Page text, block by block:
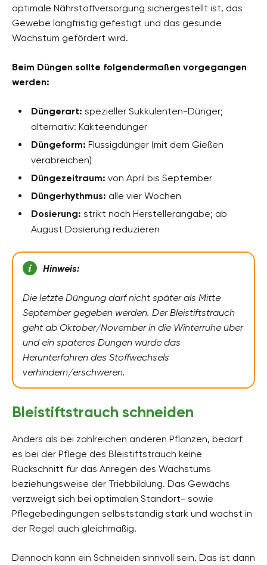
optimale Nährstoffversorgung sichergestellt ist, das
Gewebe langfristig gefestigt und das gesunde
Wachstum gefördert wird.
Beim Düngen sollte folgendermaßen vorgegangen
werden:
Düngerart: spezieller Sukkulenten-Dünger;
alternativ: Kakteendünger
Düngeform: Flüssigdünger (mit dem Gießen
verabreichen)
Düngezeitraum: von April bis September
Düngerhythmus: alle vier Wochen
Dosierung: strikt nach Herstellerangabe; ab
August Dosierung reduzieren
Hinweis:
Die letzte Düngung darf nicht später als Mitte
September gegeben werden. Der Bleistiftstrauch
geht ab Oktober/November in die Winterruhe über
und ein späteres Düngen würde das
Herunterfahren des Stoffwechsels
verhindern/erschweren.
Bleistiftstrauch schneiden
Anders als bei zahlreichen anderen Pflanzen, bedarf
es bei der Pflege des Bleistiftstrauch keine
Rückschnitt für das Anregen des Wachstums
beziehungsweise der Triebbildung. Das Gewächs
verzweigt sich bei optimalen Standort- sowie
Pflegebedingungen selbstständig stark und wächst in
der Regel auch gleichmäßig.
Dennoch kann ein Schneiden sinnvoll sein. Das ist dann